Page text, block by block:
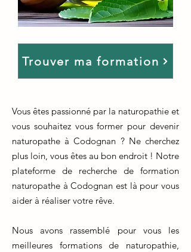
Trouver ma formation
Vous êtes passionné par la naturopathie et
vous souhaitez vous former pour devenir
naturopathe à Codognan ? Ne cherchez
plus loin, vous êtes au bon endroit ! Notre
plateforme de recherche de formation
naturopathe à Codognan est là pour vous
aider à réaliser votre rêve.
Nous avons rassemblé pour vous les
meilleures formations de naturopathie,